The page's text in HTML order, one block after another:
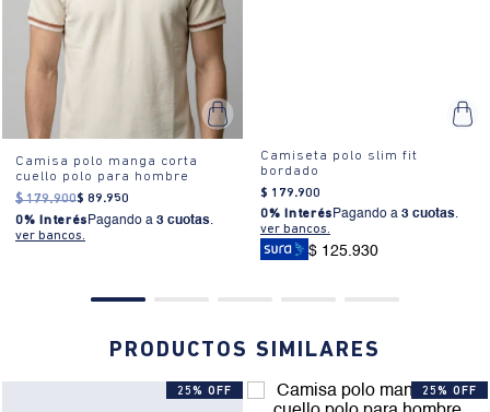
Camisa polo manga corta
cuello polo para hombre
$ 179.900$ 89.950
0% Interés Pagando a 3 cuotas.
ver bancos.
Camiseta polo slim fit
bordado
$ 179.900
0% Interés Pagando a 3 cuotas.
ver bancos.
$ 125.930
PRODUCTOS SIMILARES
25% OFF 25% OFF